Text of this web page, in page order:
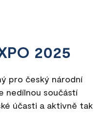
2025
pro český národní
nedílnou součástí
účasti a aktivně tak